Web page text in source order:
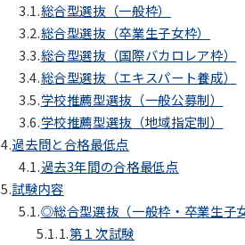
3.1.総合型選抜（一般枠）
3.2.総合型選抜（卒業生子女枠）
3.3.総合型選抜（国際バカロレア枠）
3.4.総合型選抜（エキスパート養成）
3.5.学校推薦型選抜（一般公募制）
3.6.学校推薦型選抜（地域指定制）
4.過去問と合格最低点
4.1.過去3年間の合格最低点
5.試験内容
5.1.◎総合型選抜（一般枠・卒業生子
5.1.1.第１次試験